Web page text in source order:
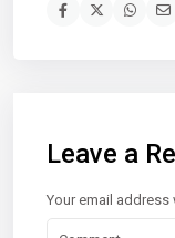
Leave a
Your email